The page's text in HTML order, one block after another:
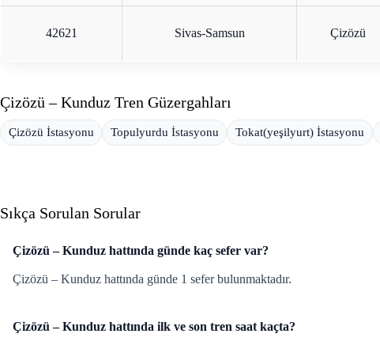
42621 Sivas-Samsun Çizözü
Çizözü – Kunduz Tren Güzergahları
Çizözü İstasyonu Topulyurdu İstasyonu Tokat(yeşilyurt) İstasyonu
Sıkça Sorulan Sorular
Çizözü – Kunduz hattında günde kaç sefer var?
Çizözü – Kunduz hattında günde 1 sefer bulunmaktadır.
Çizözü – Kunduz hattında ilk ve son tren saat kaçta?